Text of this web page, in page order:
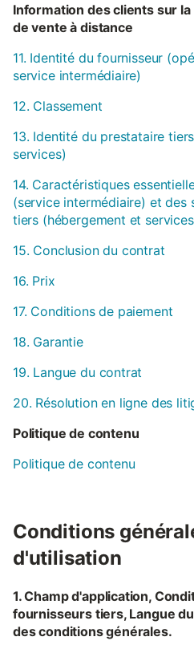
Information des clients sur
de vente à distance
11. Identité du fournisseur
service intermédiaire)
12. Classement
13. Identité du prestataire
services)
14. Caractéristiques
(service intermédiaire) et des
tiers (hébergement et
15. Conclusion du contrat
16. Prix
17. Conditions de paiement
18. Garantie
19. Langue du contrat
20. Résolution en ligne des
Politique de contenu
Politique de contenu
Conditions
d'utilisation
1. Champ d'application,
fournisseurs tiers, Langue
des conditions générales.